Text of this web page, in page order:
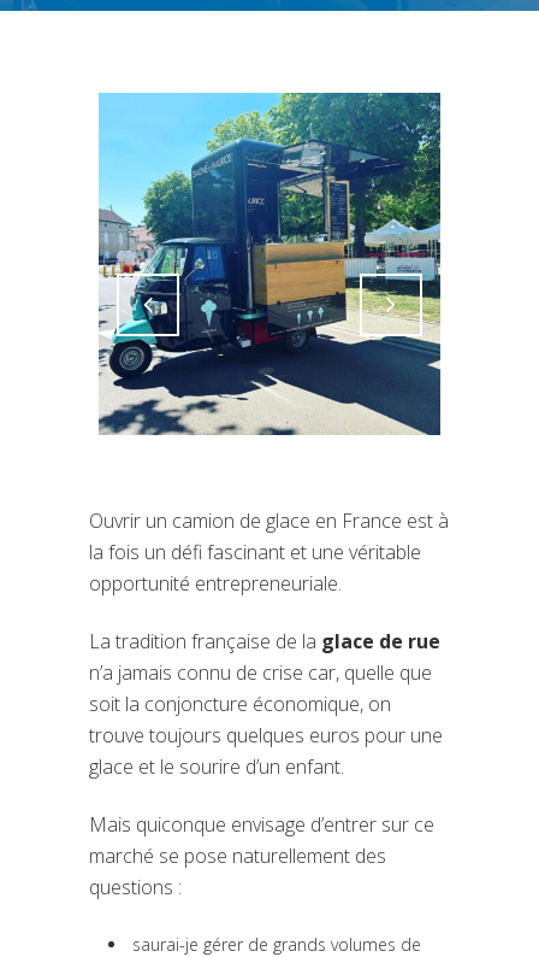
Attiva comando Attiva comando
Ouvrir un camion de glace en France est à
la fois un défi fascinant et une véritable
opportunité entrepreneuriale.
La tradition française de la glace de rue
n’a jamais connu de crise car, quelle que
soit la conjoncture économique, on
trouve toujours quelques euros pour une
glace et le sourire d’un enfant.
Mais quiconque envisage d’entrer sur ce
marché se pose naturellement des
questions :
saurai-je gérer de grands volumes de